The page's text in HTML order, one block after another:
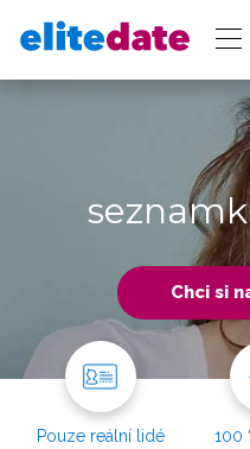
Chci si
Pouze reální lidé
100